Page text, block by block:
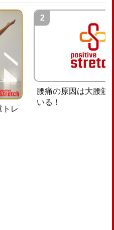
トレ
腰痛の原因は大腰筋
いる！